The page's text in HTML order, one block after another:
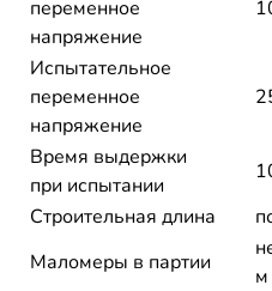
переменное
напряжение
Испытательное
переменное
напряжение
Время выдержки
при испытании
Строительная длина
Маломеры в партии
м